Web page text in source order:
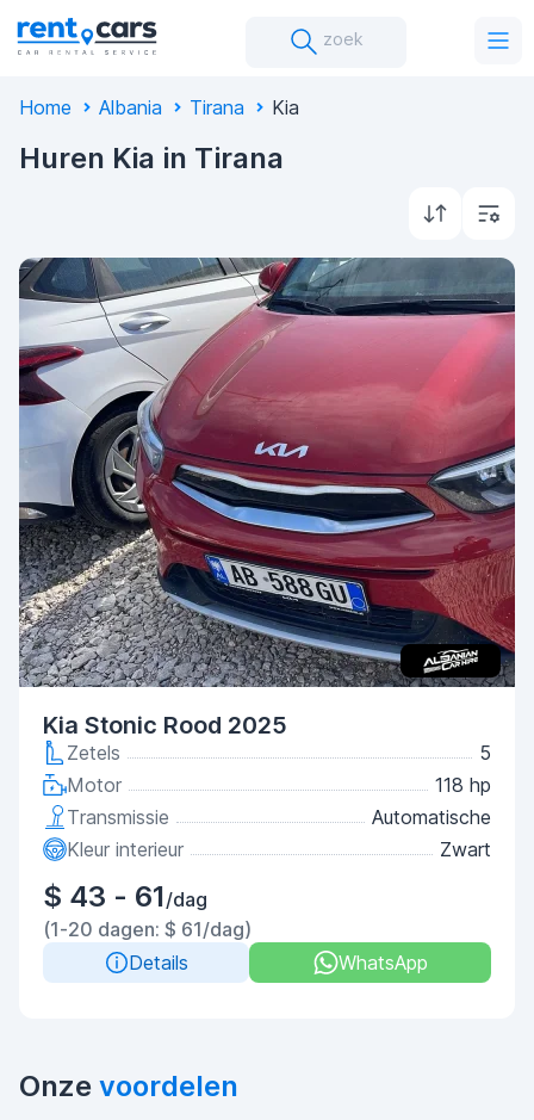
zoek
Home Albania Tirana Kia
Huren Kia in Tirana
Kia Stonic Rood 2025
Zetels
5
Motor
118 hp
Transmissie
Automatische
Kleur interieur
Zwart
$ 43 - 61/dag
(1-20 dagen: $ 61/dag)
Details
WhatsApp
Onze voordelen